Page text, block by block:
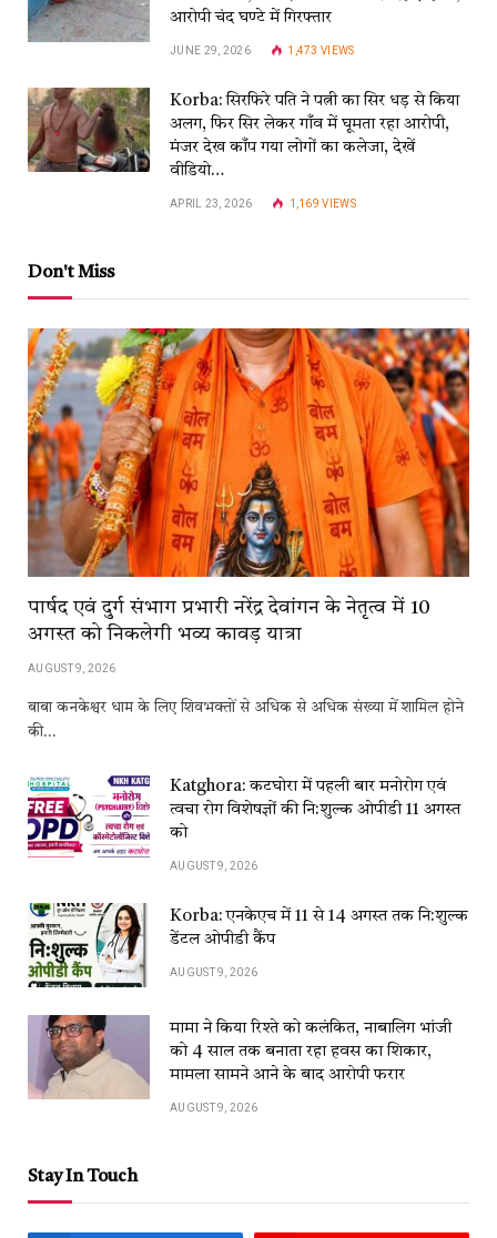
आरोपी चंद घण्टे में गिरफ्तार
JUNE 29, 2026 1,473VIEWS
Korba: सिरफिरे पति ने पत्नी का सिर धड़ से किया
अलग, फिर सिर लेकर गाँव में घूमता रहा आरोपी,
मंजर देख काँप गया लोगों का कलेजा, देखें
वीडियो…
APRIL 23, 2026 1,169VIEWS
Don't Miss
पार्षद एवं दुर्ग संभाग प्रभारी नरेंद्र देवांगन के नेतृत्व में 10
अगस्त को निकलेगी भव्य कावड़ यात्रा
AUGUST 9, 2026
बाबा कनकेश्वर धाम के लिए शिवभक्तों से अधिक से अधिक संख्या में शामिल होने
की…
Katghora: कटघोरा में पहली बार मनोरोग एवं
त्वचा रोग विशेषज्ञों की नि:शुल्क ओपीडी 11 अगस्त
को
AUGUST 9, 2026
Korba: एनकेएच में 11 से 14 अगस्त तक नि:शुल्क
डेंटल ओपीडी कैंप
AUGUST 9, 2026
मामा ने किया रिश्ते को कलंकित, नाबालिग भांजी
को 4 साल तक बनाता रहा हवस का शिकार,
मामला सामने आने के बाद आरोपी फरार
AUGUST 9, 2026
Stay In Touch